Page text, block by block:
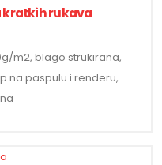
kratkih rukava
m2, blago strukirana,
na paspulu i renderu,